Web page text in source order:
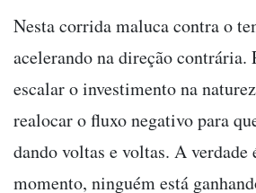
Nesta corrida maluca contra o
acelerando na direção contrária.
escalar o investimento na
realocar o fluxo negativo para
dando voltas e voltas. A verdade
momento, ninguém está